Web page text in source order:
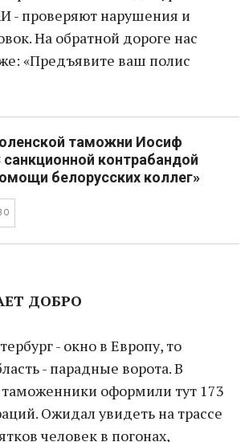
- проверяют нарушения и
На обратной дороге нас
«Предъявите ваш полис
таможни Иосиф
контрабандой
белорусских коллег»
ДОБРО
- окно в Европу, то
- парадные ворота. В
оформили тут 173
Ожидал увидеть на трассе
человек в погонах,